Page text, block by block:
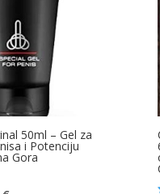
50ml – Gel za
i Potenciju
Gora